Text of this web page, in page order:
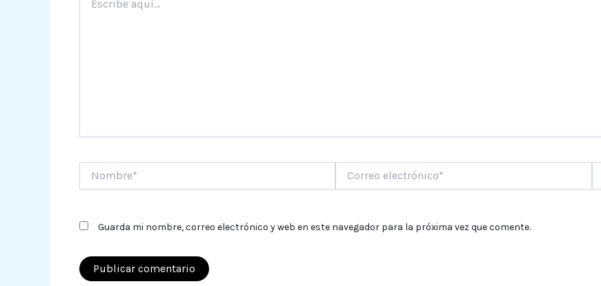
aquí...
electrónico*
Guarda mi nombre, correo electrónico y web en este navegador para la próxima vez que comente.